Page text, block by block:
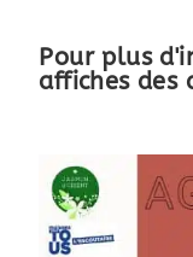
Pour plus
affiches des